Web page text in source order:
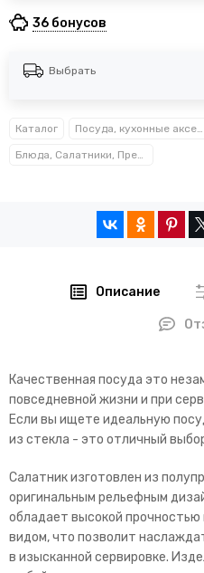
36 бонусов
Выбрать
Каталог Посуда, кухонные аксессуары и принадлежности TM Kamille TM Ofenbach
Блюда, Салатники, Предметы сервировки Kamille™
Описание
Качественная посуда это
повседневной жизни и при
Если вы ищете идеальную
из стекла - это отличный
Салатник изготовлен из
оригинальным рельефным
обладает высокой
видом, что позволит
в изысканной сервировке.